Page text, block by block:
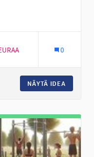
Seinäjoki
0
NÄYTÄ IDEA